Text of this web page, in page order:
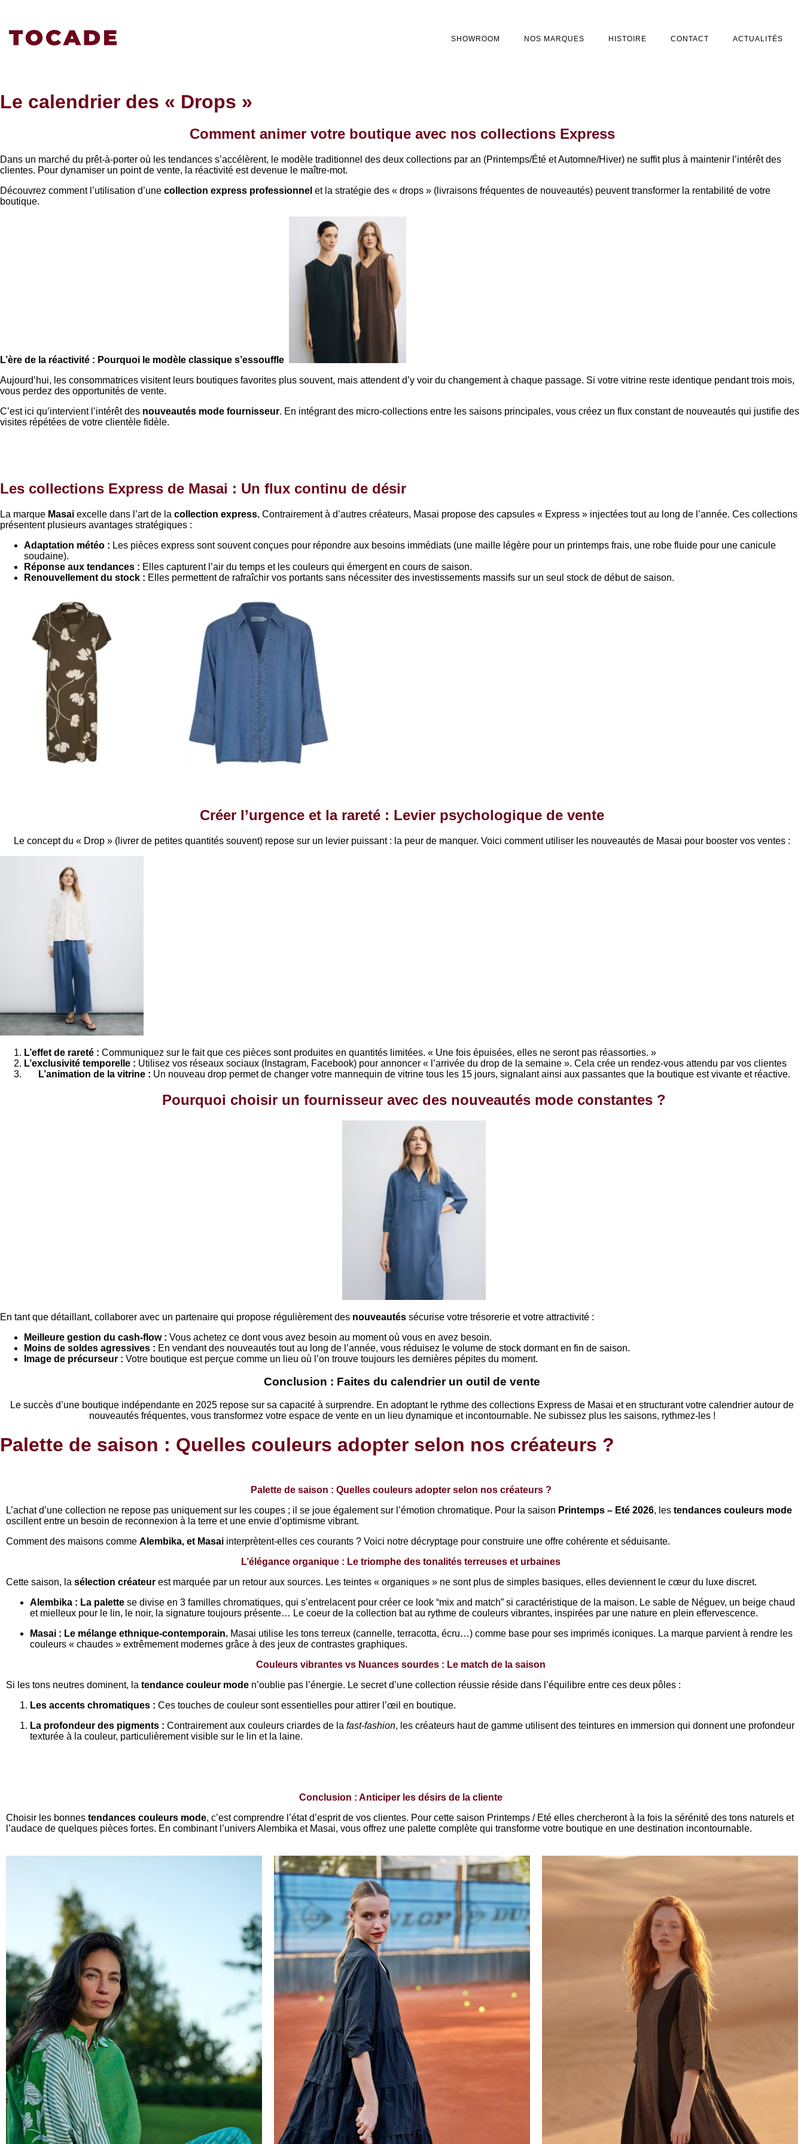
SHOWROOM NOS MARQUES HISTOIRE CONTACT ACTUALITÉS
Le calendrier des « Drops »
Comment animer votre boutique avec nos collections Express
Dans un marché du prêt-à-porter où les tendances s’accélèrent, le modèle traditionnel des deux collections par an (Printemps/Été et Automne/Hiver) ne suffit plus à maintenir l’intérêt des
clientes. Pour dynamiser un point de vente, la réactivité est devenue le maître-mot.
Découvrez comment l’utilisation d’une collection express professionnel et la stratégie des « drops » (livraisons fréquentes de nouveautés) peuvent transformer la rentabilité de votre
boutique.
L’ère de la réactivité : Pourquoi le modèle classique s’essouffle
Aujourd’hui, les consommatrices visitent leurs boutiques favorites plus souvent, mais attendent d’y voir du changement à chaque passage. Si votre vitrine reste identique pendant trois mois,
vous perdez des opportunités de vente.
C’est ici qu’intervient l’intérêt des nouveautés mode fournisseur. En intégrant des micro-collections entre les saisons principales, vous créez un flux constant de nouveautés qui justifie des
visites répétées de votre clientèle fidèle.
Les collections Express de Masai : Un flux continu de désir
La marque Masai excelle dans l’art de la collection express. Contrairement à d’autres créateurs, Masai propose des capsules « Express » injectées tout au long de l’année. Ces collections
présentent plusieurs avantages stratégiques :
Adaptation météo : Les pièces express sont souvent conçues pour répondre aux besoins immédiats (une maille légère pour un printemps frais, une robe fluide pour une canicule
soudaine).
Réponse aux tendances : Elles capturent l’air du temps et les couleurs qui émergent en cours de saison.
Renouvellement du stock : Elles permettent de rafraîchir vos portants sans nécessiter des investissements massifs sur un seul stock de début de saison.
Créer l’urgence et la rareté : Levier psychologique de vente
Le concept du « Drop » (livrer de petites quantités souvent) repose sur un levier puissant : la peur de manquer. Voici comment utiliser les nouveautés de Masai pour booster vos ventes :
L’effet de rareté : Communiquez sur le fait que ces pièces sont produites en quantités limitées. « Une fois épuisées, elles ne seront pas réassorties. »
L’exclusivité temporelle : Utilisez vos réseaux sociaux (Instagram, Facebook) pour annoncer « l’arrivée du drop de la semaine ». Cela crée un rendez-vous attendu par vos clientes
L’animation de la vitrine : Un nouveau drop permet de changer votre mannequin de vitrine tous les 15 jours, signalant ainsi aux passantes que la boutique est vivante et réactive.
Pourquoi choisir un fournisseur avec des nouveautés mode constantes ?
En tant que détaillant, collaborer avec un partenaire qui propose régulièrement des nouveautés sécurise votre trésorerie et votre attractivité :
Meilleure gestion du cash-flow : Vous achetez ce dont vous avez besoin au moment où vous en avez besoin.
Moins de soldes agressives : En vendant des nouveautés tout au long de l’année, vous réduisez le volume de stock dormant en fin de saison.
Image de précurseur : Votre boutique est perçue comme un lieu où l’on trouve toujours les dernières pépites du moment.
Conclusion : Faites du calendrier un outil de vente
Le succès d’une boutique indépendante en 2025 repose sur sa capacité à surprendre. En adoptant le rythme des collections Express de Masai et en structurant votre calendrier autour de
nouveautés fréquentes, vous transformez votre espace de vente en un lieu dynamique et incontournable. Ne subissez plus les saisons, rythmez-les !
Palette de saison : Quelles couleurs adopter selon nos créateurs ?
Palette de saison : Quelles couleurs adopter selon nos créateurs ?
L’achat d’une collection ne repose pas uniquement sur les coupes ; il se joue également sur l’émotion chromatique. Pour la saison Printemps – Eté 2026, les tendances couleurs mode
oscillent entre un besoin de reconnexion à la terre et une envie d’optimisme vibrant.
Comment des maisons comme Alembika, et Masai interprètent-elles ces courants ? Voici notre décryptage pour construire une offre cohérente et séduisante.
L’élégance organique : Le triomphe des tonalités terreuses et urbaines
Cette saison, la sélection créateur est marquée par un retour aux sources. Les teintes « organiques » ne sont plus de simples basiques, elles deviennent le cœur du luxe discret.
Alembika : La palette se divise en 3 familles chromatiques, qui s’entrelacent pour créer ce look “mix and match” si caractéristique de la maison. Le sable de Néguev, un beige chaud
et mielleux pour le lin, le noir, la signature toujours présente… Le coeur de la collection bat au rythme de couleurs vibrantes, inspirées par une nature en plein effervescence.
Masai : Le mélange ethnique-contemporain. Masai utilise les tons terreux (cannelle, terracotta, écru…) comme base pour ses imprimés iconiques. La marque parvient à rendre les
couleurs « chaudes » extrêmement modernes grâce à des jeux de contrastes graphiques.
Couleurs vibrantes vs Nuances sourdes : Le match de la saison
Si les tons neutres dominent, la tendance couleur mode n’oublie pas l’énergie. Le secret d’une collection réussie réside dans l’équilibre entre ces deux pôles :
Les accents chromatiques : Ces touches de couleur sont essentielles pour attirer l’œil en boutique.
La profondeur des pigments : Contrairement aux couleurs criardes de la fast-fashion, les créateurs haut de gamme utilisent des teintures en immersion qui donnent une profondeur
texturée à la couleur, particulièrement visible sur le lin et la laine.
Conclusion : Anticiper les désirs de la cliente
Choisir les bonnes tendances couleurs mode, c’est comprendre l’état d’esprit de vos clientes. Pour cette saison Printemps / Eté elles chercheront à la fois la sérénité des tons naturels et
l’audace de quelques pièces fortes. En combinant l’univers Alembika et Masai, vous offrez une palette complète qui transforme votre boutique en une destination incontournable.